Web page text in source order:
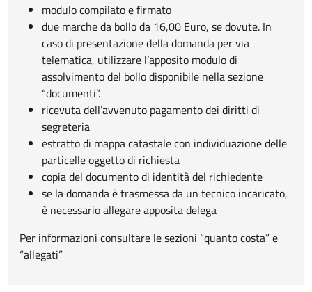
modulo compilato e firmato
due marche da bollo da 16,00 Euro, se dovute. In
caso di presentazione della domanda per via
telematica, utilizzare l’apposito modulo di
assolvimento del bollo disponibile nella sezione
“documenti”.
ricevuta dell’avvenuto pagamento dei diritti di
segreteria
estratto di mappa catastale con individuazione delle
particelle oggetto di richiesta
copia del documento di identità del richiedente
se la domanda è trasmessa da un tecnico incaricato,
è necessario allegare apposita delega
Per informazioni consultare le sezioni “quanto costa” e
“allegati”